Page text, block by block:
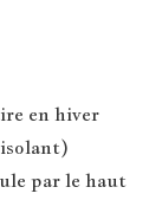
en hiver
par le haut